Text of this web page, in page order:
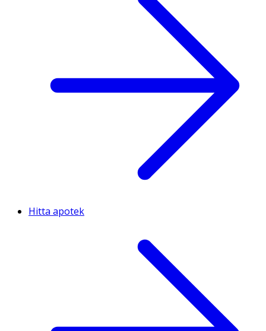
Hitta apotek